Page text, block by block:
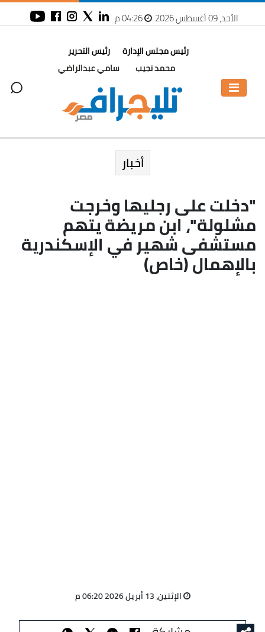
الأحد، 09 أغسطس 2026 04:26 م
رئيس مجلس الإدارة
محمد نجيب
رئيس التحرير
سامي عبدالراضي
أخبار
"دخلت على رجليها وخرجت
مشلولة"، ابن مريضة يتهم
مستشفى شهير في الإسكندرية
بالإهمال (خاص)
الإثنين، 13 أبريل 2026 06:20 م